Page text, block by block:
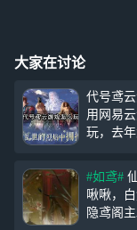
大家在讨论
代号鸢
用网易
玩，去
鸢》这
布于9月
定档公测
本游戏
#如鸢#
啾啾，
隐鸢阁